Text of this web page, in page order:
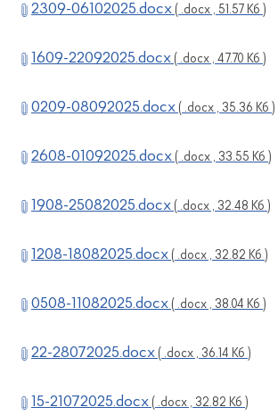
2309-06102025.docx ( .docx , 51.57 Кб )
1609-22092025.docx ( .docx , 47.70 Кб )
0209-08092025.docx ( .docx , 35.36 Кб )
2608-01092025.docx ( .docx , 33.55 Кб )
1908-25082025.docx ( .docx , 32.48 Кб )
1208-18082025.docx ( .docx , 32.82 Кб )
0508-11082025.docx ( .docx , 38.04 Кб )
22-28072025.docx ( .docx , 36.14 Кб )
15-21072025.docx ( .docx , 32.82 Кб )